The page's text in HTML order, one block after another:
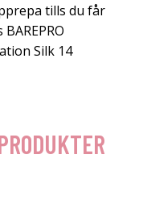
tills du får
Silk 14